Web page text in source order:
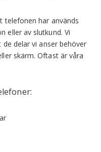
telefonen har används
eller av slutkund. Vi
delar vi anser behöver
skärm. Oftast är våra